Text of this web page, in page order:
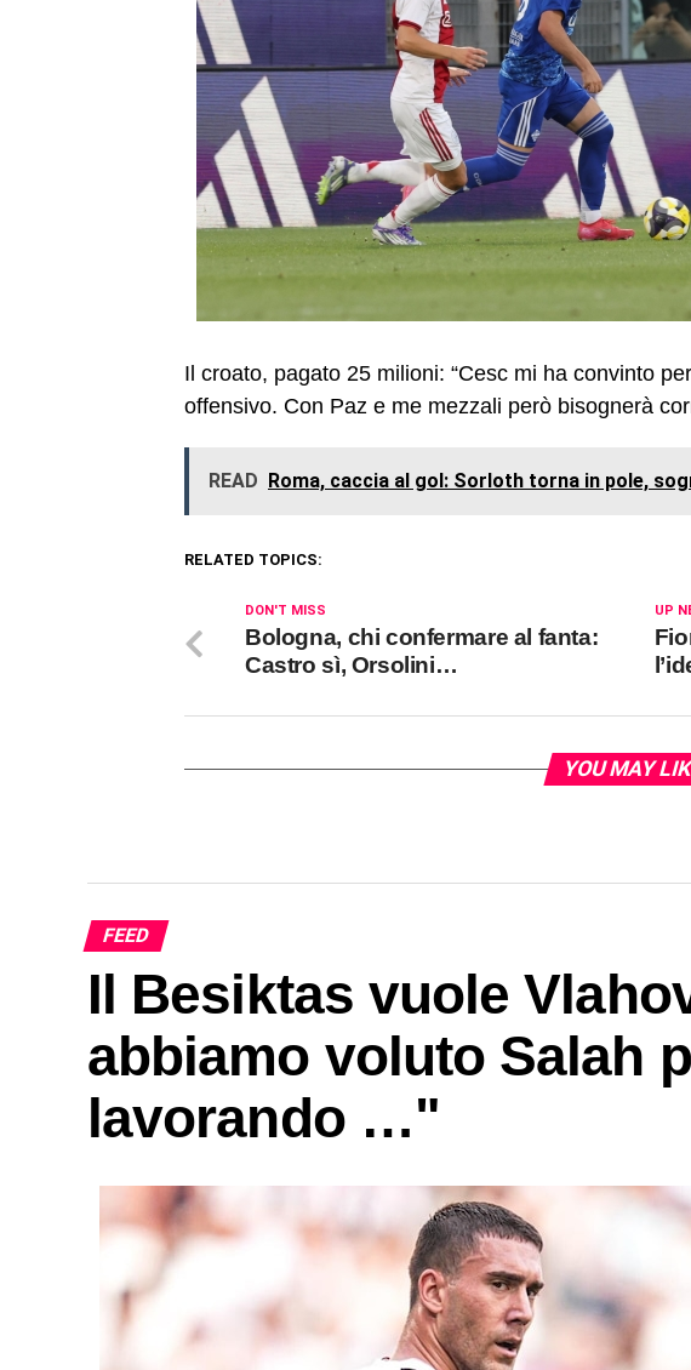
Il croato, pagato 25 milioni: “Cesc mi ha convinto
offensivo. Con Paz e me mezzali però bisognerà
READ Roma, caccia al gol: Sorloth torna in pole,
RELATED TOPICS:
UP
DON'T MISS
Bologna, chi confermare al fanta:
Castro sì, Orsolini…
YOU MAY
FEED
Il Besiktas vuole
abbiamo voluto Salah
lavorando …"